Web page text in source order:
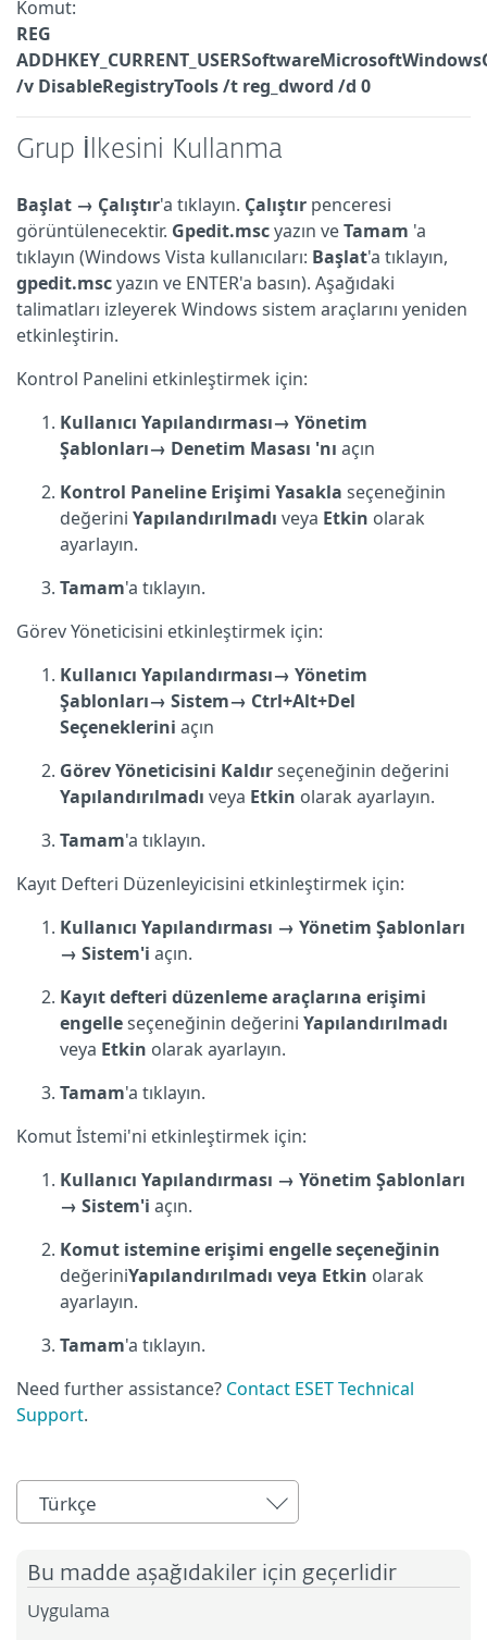
Komut:
REG
ADD
/v DisableRegistryTools /t reg_dword /d 0
Grup İlkesini Kullanma
Başlat → Çalıştır'a tıklayın. Çalıştır penceresi
görüntülenecektir. Gpedit.mscyazın veTamam 'a
tıklayın (Windows Vista kullanıcıları: Başlat'a tıklayın,
gpedit.mscyazın ve ENTER'a basın). Aşağıdaki
talimatları izleyerek Windows sistem araçlarını yeniden
etkinleştirin.
Kontrol Panelini etkinleştirmek için:
Kullanıcı Yapılandırması→ Yönetim
Şablonları→ Denetim Masası 'nı açın
Kontrol Paneline Erişimi Yasakla seçeneğinin
değerini Yapılandırılmadı veya Etkin olarak
ayarlayın.
Tamam'a tıklayın.
Görev Yöneticisini etkinleştirmek için:
Kullanıcı Yapılandırması→ Yönetim
Şablonları→ Sistem→ Ctrl+Alt+Del
Seçeneklerini açın
Görev Yöneticisini Kaldırseçeneğinin değerini
Yapılandırılmadı veya Etkin olarak ayarlayın.
Tamam'a tıklayın.
Kayıt Defteri Düzenleyicisini etkinleştirmek için:
Kullanıcı Yapılandırması → Yönetim Şablonları
→ Sistem'i açın.
Kayıt defteri düzenleme araçlarına erişimi
engelleseçeneğinin değerini Yapılandırılmadı
veya Etkin olarak ayarlayın.
Tamam'a tıklayın.
Komut İstemi'ni etkinleştirmek için:
Kullanıcı Yapılandırması → Yönetim Şablonları
→ Sistem'i açın.
Komut istemine erişimi engelleseçeneğinin
değeriniYapılandırılmadı veya Etkin olarak
ayarlayın.
Tamam'a tıklayın.
Need further assistance? Contact ESET Technical
Support.
Türkçe
Bu madde aşağıdakiler için geçerlidir
Uygulama